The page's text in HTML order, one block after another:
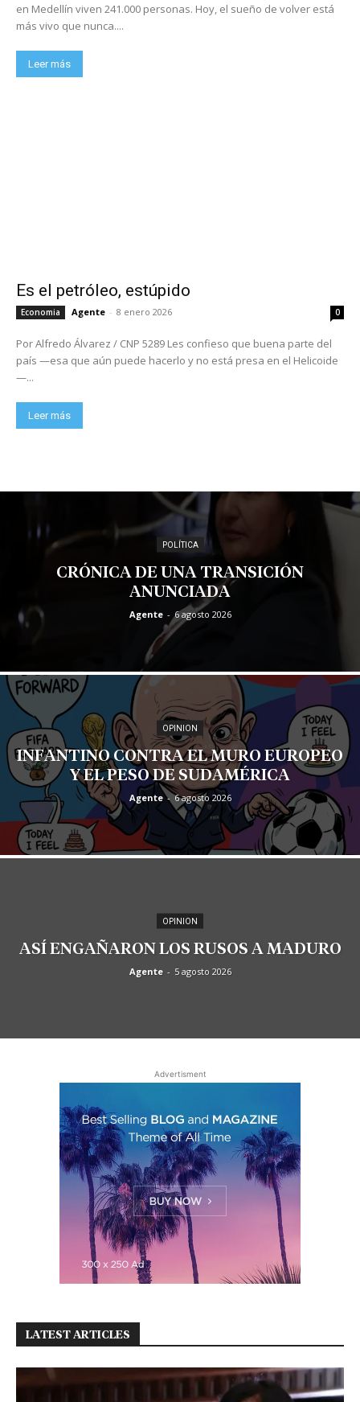
en Medellín viven 241.000 personas. Hoy, el sueño de volver está
más vivo que nunca....
Leer más
Es el petróleo, estúpido
Economia Agente - 8 enero 2026 0
Por Alfredo Álvarez / CNP 5289 Les confieso que buena parte del
país —esa que aún puede hacerlo y no está presa en el Helicoide
—...
Leer más
POLÍTICA
CRÓNICA DE UNA TRANSICIÓN
ANUNCIADA
Agente - 6 agosto 2026
OPINION
INFANTINO CONTRA EL MURO EUROPEO
Y EL PESO DE SUDAMÉRICA
Agente - 6 agosto 2026
OPINION
ASÍ ENGAÑARON LOS RUSOS A MADURO
Agente - 5 agosto 2026
Advertisment
LATEST ARTICLES